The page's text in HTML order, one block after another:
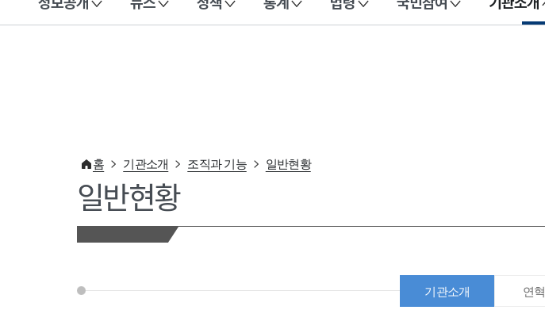
이 누리집은 대한민국 공식 전자정부 누리집입니다.
홈 기관소개 조직과 기능 일반현황
일반현황
기관소개 연혁